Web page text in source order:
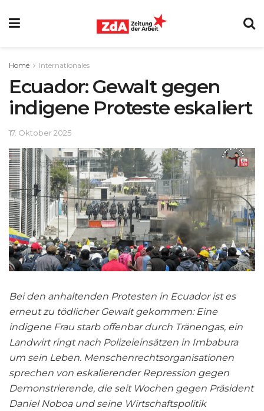
Home Internationales
Ecuador: Gewalt gegen
indigene Proteste eskaliert
17. Oktober 2025
Bei den anhaltenden Protesten in Ecuador ist es
erneut zu tödlicher Gewalt gekommen: Eine
indigene Frau starb offenbar durch Tränengas, ein
Landwirt ringt nach Polizeieinsätzen in Imbabura
um sein Leben. Menschenrechtsorganisationen
sprechen von eskalierender Repression gegen
Demonstrierende, die seit Wochen gegen Präsident
Daniel Noboa und seine Wirtschaftspolitik